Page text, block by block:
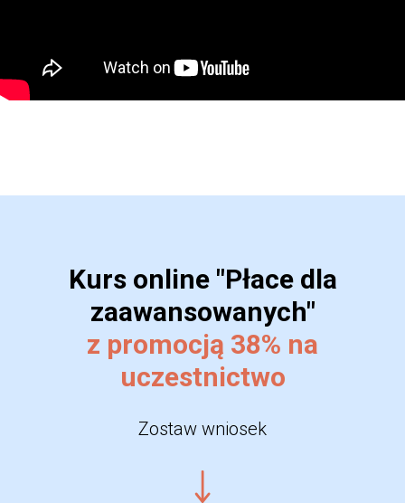
Kurs online "Płace dla
zaawansowanych"
z promocją 38% na
uczestnictwo
Zostaw wniosek